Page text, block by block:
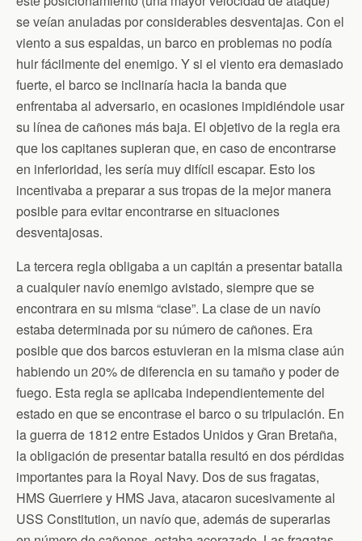
se veían anuladas por considerables desventajas. Con el
viento a sus espaldas, un barco en problemas no podía
huir fácilmente del enemigo. Y si el viento era demasiado
fuerte, el barco se inclinaría hacia la banda que
enfrentaba al adversario, en ocasiones impidiéndole usar
su línea de cañones más baja. El objetivo de la regla era
que los capitanes supieran que, en caso de encontrarse
en inferioridad, les sería muy difícil escapar. Esto los
incentivaba a preparar a sus tropas de la mejor manera
posible para evitar encontrarse en situaciones
desventajosas.
La tercera regla obligaba a un capitán a presentar batalla
a cualquier navío enemigo avistado, siempre que se
encontrara en su misma “clase”. La clase de un navío
estaba determinada por su número de cañones. Era
posible que dos barcos estuvieran en la misma clase aún
habiendo un 20% de diferencia en su tamaño y poder de
fuego. Esta regla se aplicaba independientemente del
estado en que se encontrase el barco o su tripulación. En
la guerra de 1812 entre Estados Unidos y Gran Bretaña,
la obligación de presentar batalla resultó en dos pérdidas
importantes para la Royal Navy. Dos de sus fragatas,
HMS Guerriere y HMS Java, atacaron sucesivamente al
USS Constitution, un navío que, además de superarlas